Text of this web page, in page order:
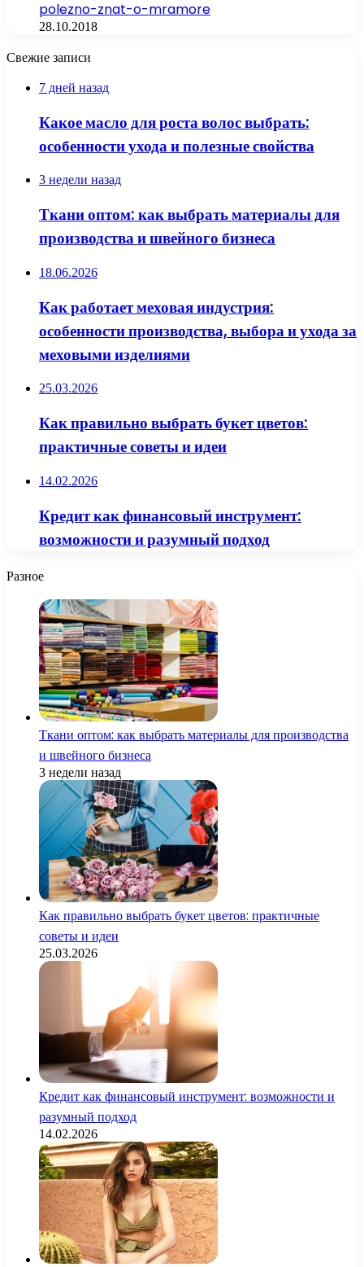
polezno-znat-o-mramore
28.10.2018
Свежие записи
7 дней назад
Какое масло для роста волос выбрать:
особенности ухода и полезные свойства
3 недели назад
Ткани оптом: как выбрать материалы для
производства и швейного бизнеса
18.06.2026
Как работает меховая индустрия:
особенности производства, выбора и ухода за
меховыми изделиями
25.03.2026
Как правильно выбрать букет цветов:
практичные советы и идеи
14.02.2026
Кредит как финансовый инструмент:
возможности и разумный подход
Разное
Ткани оптом: как выбрать материалы для производства
и швейного бизнеса
3 недели назад
Как правильно выбрать букет цветов: практичные
советы и идеи
25.03.2026
Кредит как финансовый инструмент: возможности и
разумный подход
14.02.2026